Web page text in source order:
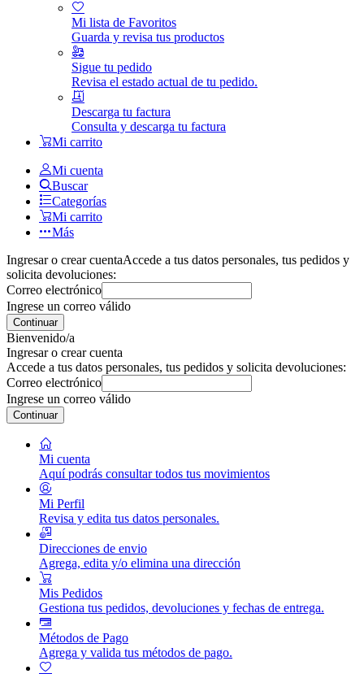
Mi lista de Favoritos
Guarda y revisa tus productos
Sigue tu pedido
Revisa el estado actual de tu pedido.
Descarga tu factura
Consulta y descarga tu factura
Mi carrito
Mi cuenta
Buscar
Categorías
Mi carrito
Más
Ingresar o crear cuentaAccede a tus datos personales, tus pedidos y
solicita devoluciones:
Correo electrónico
Ingrese un correo válido
Continuar
Bienvenido/a
Ingresar o crear cuenta
Accede a tus datos personales, tus pedidos y solicita devoluciones:
Correo electrónico
Ingrese un correo válido
Continuar
Mi cuenta
Aquí podrás consultar todos tus movimientos
Mi Perfil
Revisa y edita tus datos personales.
Direcciones de envio
Agrega, edita y/o elimina una dirección
Mis Pedidos
Gestiona tus pedidos, devoluciones y fechas de entrega.
Métodos de Pago
Agrega y valida tus métodos de pago.